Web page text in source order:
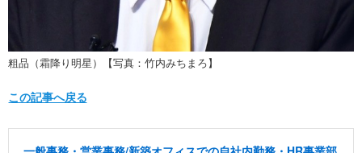
粗品（霜降り明星）【写真：竹内みちまろ】
この記事へ戻る